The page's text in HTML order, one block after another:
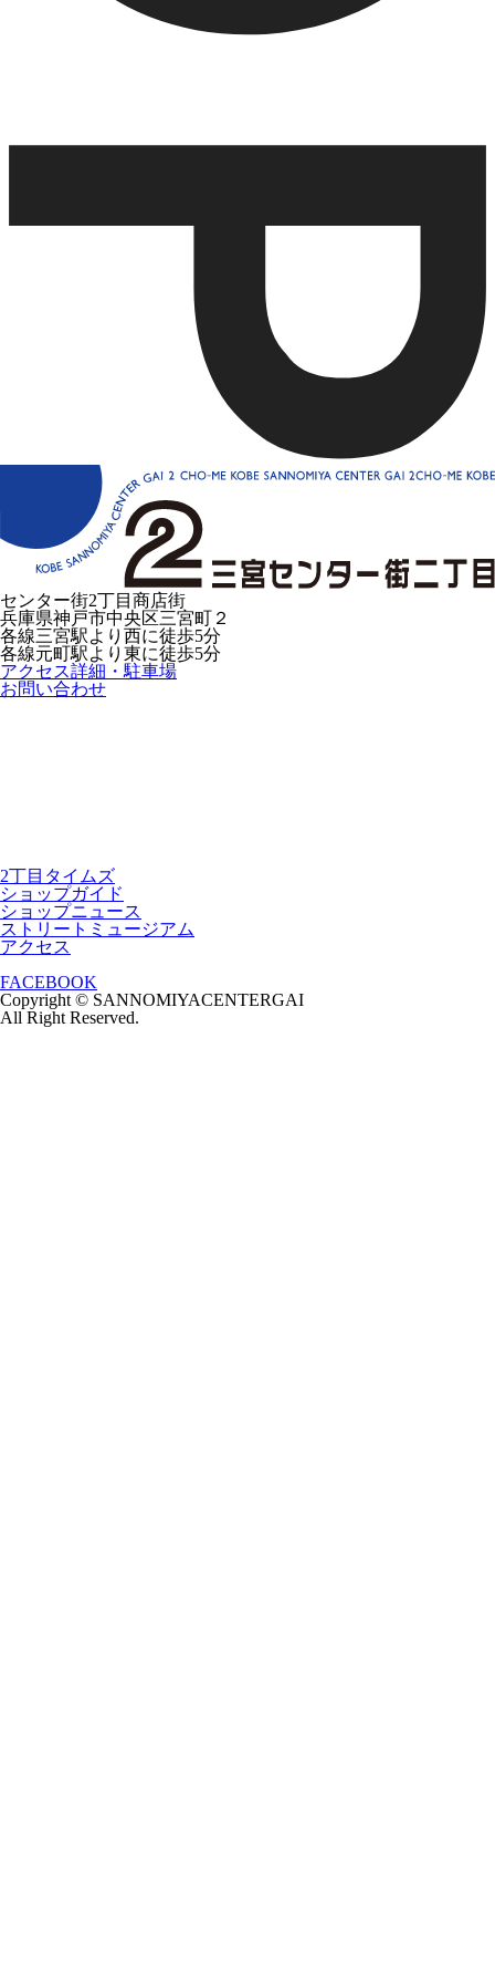
センター街2丁目商店街
兵庫県神戸市中央区三宮町２
各線三宮駅より西に徒歩5分
各線元町駅より東に徒歩5分
アクセス詳細・駐車場
お問い合わせ
2丁目タイムズ
ショップガイド
ショップニュース
ストリートミュージアム
アクセス
FACEBOOK
Copyright © SANNOMIYACENTERGAI
All Right Reserved.